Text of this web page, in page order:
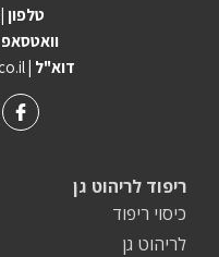
טלפון |
| דוא"ל
ריפוד לריהוט גן
כיסוי ריפוד
לריהוט גן